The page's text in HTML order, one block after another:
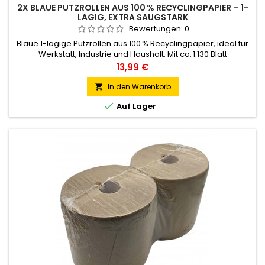
2X BLAUE PUTZROLLEN AUS 100 % RECYCLINGPAPIER – 1-
LAGIG, EXTRA SAUGSTARK
Bewertungen: 0
Blaue 1-lagige Putzrollen aus 100 % Recyclingpapier, ideal für
Werkstatt, Industrie und Haushalt. Mit ca. 1.130 Blatt
(22 × 25 cm) pro Rolle, Mikroperforation und 250 m Länge –
saugstark, reißfest und nachhaltig. Passt in Standard-
Abroller. Lieferumfang: 2 Rollen.
Preis
13,99 €
 In den Warenkorb
 Auf Lager